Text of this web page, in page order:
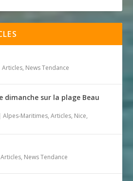
Articles, News Tendance
dimanche sur la plage Beau
|Alpes-Maritimes,Articles, Nice,
Articles, News Tendance